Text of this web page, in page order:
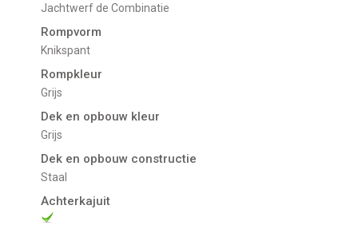
Jachtwerf de Combinatie
Rompvorm
Knikspant
Rompkleur
Grijs
Dek en opbouw kleur
Grijs
Dek en opbouw constructie
Staal
Achterkajuit